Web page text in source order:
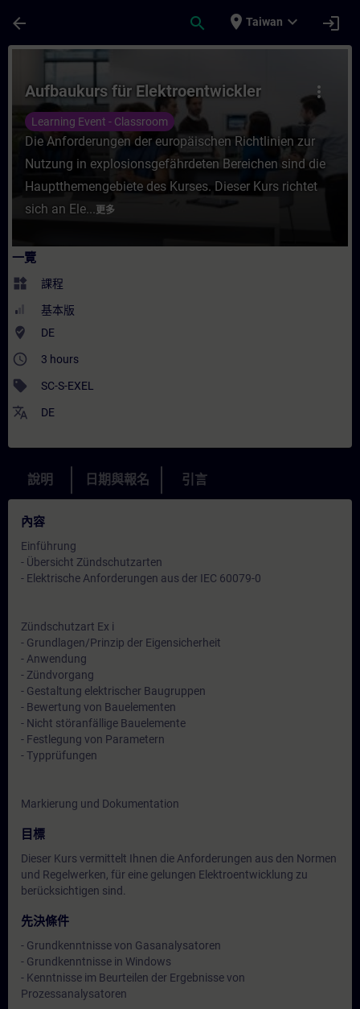
arrow_back search place Taiwan expand_more login
課程 - Aufbaukurs für Elektroentwickler -
more_vert
Aufbaukurs für Elektroentwickler
Learning Event - Classroom
Die Anforderungen der europäischen Richtlinien zur
Nutzung in explosionsgefährdeten Bereichen sind die
Hauptthemengebiete des Kurses. Dieser Kurs richtet
sich an Ele...更多
一覽
widgets 課程
基本版
where_to_vote DE
access_time 3 hours
sell SC-S-EXEL
translate DE
說明 日期與報名 引言
內容
Einführung
- Übersicht Zündschutzarten
- Elektrische Anforderungen aus der IEC 60079-0
Zündschutzart Ex i
- Grundlagen/Prinzip der Eigensicherheit
- Anwendung
- Zündvorgang
- Gestaltung elektrischer Baugruppen
- Bewertung von Bauelementen
- Nicht störanfällige Bauelemente
- Festlegung von Parametern
- Typprüfungen
Markierung und Dokumentation
目標
Dieser Kurs vermittelt Ihnen die Anforderungen aus den Normen
und Regelwerken, für eine gelungen Elektroentwicklung zu
berücksichtigen sind.
先決條件
- Grundkenntnisse von Gasanalysatoren
- Grundkenntnisse in Windows
- Kenntnisse im Beurteilen der Ergebnisse von
Prozessanalysatoren